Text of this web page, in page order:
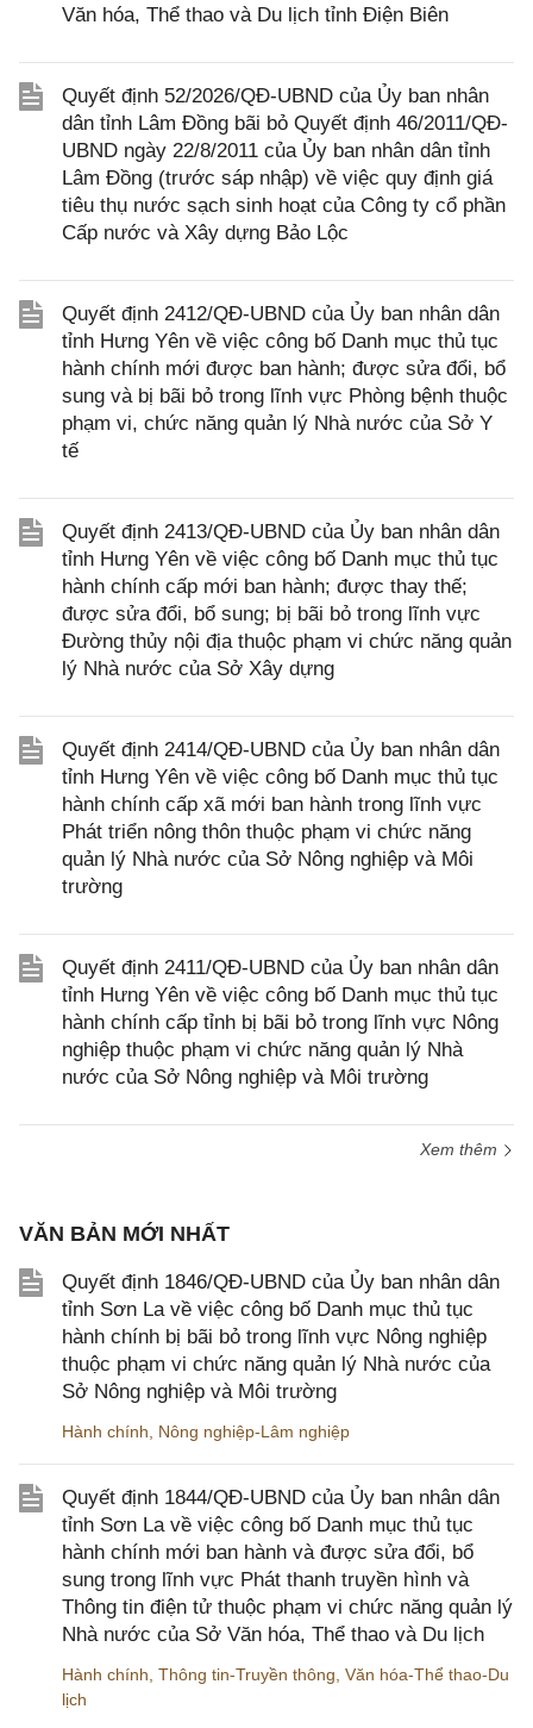
Văn hóa, Thể thao và Du lịch tỉnh Điện Biên
Quyết định 52/2026/QĐ-UBND của Ủy ban nhân
dân tỉnh Lâm Đồng bãi bỏ Quyết định 46/2011/QĐ-
UBND ngày 22/8/2011 của Ủy ban nhân dân tỉnh
Lâm Đồng (trước sáp nhập) về việc quy định giá
tiêu thụ nước sạch sinh hoạt của Công ty cổ phần
Cấp nước và Xây dựng Bảo Lộc
Quyết định 2412/QĐ-UBND của Ủy ban nhân dân
tỉnh Hưng Yên về việc công bố Danh mục thủ tục
hành chính mới được ban hành; được sửa đổi, bổ
sung và bị bãi bỏ trong lĩnh vực Phòng bệnh thuộc
phạm vi, chức năng quản lý Nhà nước của Sở Y
tế
Quyết định 2413/QĐ-UBND của Ủy ban nhân dân
tỉnh Hưng Yên về việc công bố Danh mục thủ tục
hành chính cấp mới ban hành; được thay thế;
được sửa đổi, bổ sung; bị bãi bỏ trong lĩnh vực
Đường thủy nội địa thuộc phạm vi chức năng quản
lý Nhà nước của Sở Xây dựng
Quyết định 2414/QĐ-UBND của Ủy ban nhân dân
tỉnh Hưng Yên về việc công bố Danh mục thủ tục
hành chính cấp xã mới ban hành trong lĩnh vực
Phát triển nông thôn thuộc phạm vi chức năng
quản lý Nhà nước của Sở Nông nghiệp và Môi
trường
Quyết định 2411/QĐ-UBND của Ủy ban nhân dân
tỉnh Hưng Yên về việc công bố Danh mục thủ tục
hành chính cấp tỉnh bị bãi bỏ trong lĩnh vực Nông
nghiệp thuộc phạm vi chức năng quản lý Nhà
nước của Sở Nông nghiệp và Môi trường
Xem thêm
VĂN BẢN MỚI NHẤT
Quyết định 1846/QĐ-UBND của Ủy ban nhân dân
tỉnh Sơn La về việc công bố Danh mục thủ tục
hành chính bị bãi bỏ trong lĩnh vực Nông nghiệp
thuộc phạm vi chức năng quản lý Nhà nước của
Sở Nông nghiệp và Môi trường
Hành chính Nông nghiệp-Lâm nghiệp
Quyết định 1844/QĐ-UBND của Ủy ban nhân dân
tỉnh Sơn La về việc công bố Danh mục thủ tục
hành chính mới ban hành và được sửa đổi, bổ
sung trong lĩnh vực Phát thanh truyền hình và
Thông tin điện tử thuộc phạm vi chức năng quản lý
Nhà nước của Sở Văn hóa, Thể thao và Du lịch
Hành chính Thông tin-Truyền thông Văn hóa-Thể thao-Du
lịch